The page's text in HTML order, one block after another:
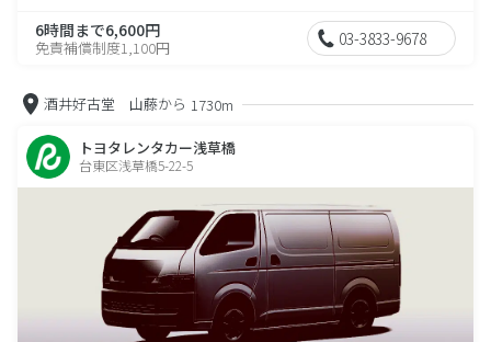
6時間まで6,600円
免責補償制度1,100円 03-3833-9678
酒井好古堂 山藤から 1730m
トヨタレンタカー浅草橋
台東区浅草橋5-22-5